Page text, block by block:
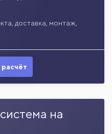
доставка, монтаж,
расчёт
на